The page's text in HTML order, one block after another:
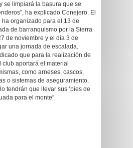
se limpiará la basura que se
ha explicado Conejero. El
organizado para el 13 de
de barranquismo por la Sierra
de noviembre y el día 3 de
una jornada de escalada.
que para la realización de
club aportará el material
como arneses, cascos,
o sistemas de aseguramiento.
tendrán que llevar sus ‘pies de
para el monte”.